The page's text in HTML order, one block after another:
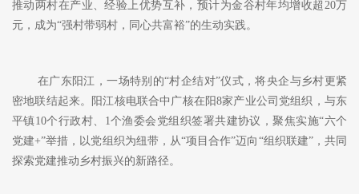
推动两村在产业、经验上优势互补，预计为金谷村年均增收超20万
元， 成为“强村带弱村，同心共富裕”的生动实践。
在广东阳江，一场特别的“村企结对”仪式，将央企与乡村更紧
密地联结起来。阳江核电联合中广核在阳8家产业公司党组织，与东
平镇10个行政村、1个渔委会党组织签署共建协议，聚焦实施“六个
党建+”举措 ， 以党组织为纽带，从“项目合作”迈向“组织联建”，共同
探索党建推动乡村振兴的新路径。